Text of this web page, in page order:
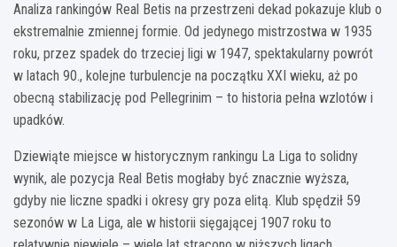
Analiza rankingów Real Betis na przestrzeni dekad pokazuje klub o
ekstremalnie zmiennej formie. Od jedynego mistrzostwa w 1935
roku, przez spadek do trzeciej ligi w 1947, spektakularny powrót
w latach 90., kolejne turbulencje na początku XXI wieku, aż po
obecną stabilizację pod Pellegrinim – to historia pełna wzlotów i
upadków.
Dziewiąte miejsce w historycznym rankingu La Liga to solidny
wynik, ale pozycja Real Betis mogłaby być znacznie wyższa,
gdyby nie liczne spadki i okresy gry poza elitą. Klub spędził 59
sezonów w La Liga, ale w historii sięgającej 1907 roku to